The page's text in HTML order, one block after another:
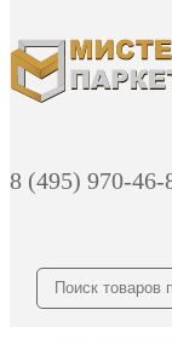
8 (495) 970-46-